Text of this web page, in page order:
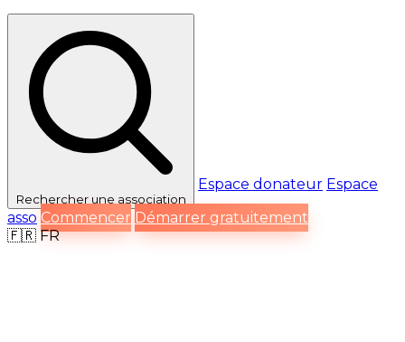
Rechercherune association
Espace donateur Espace
asso Commencer Démarrer gratuitement
🇫🇷 FR